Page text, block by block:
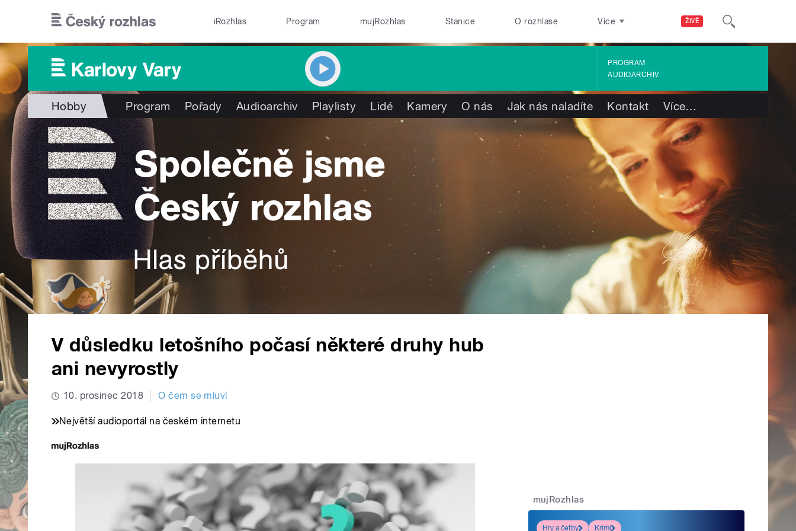
ŽIVĚ
iRozhlas Program mujRozhlas Stanice O rozhlase Více
PROGRAM
AUDIOARCHIV
Hobby Program Pořady Audioarchiv Playlisty Lidé Kamery O nás Jak nás naladíte Kontakt Více…
V důsledku letošního počasí některé druhy hub
ani nevyrostly
10. prosinec 2018 O čem se mluví
Největší audioportál na českém internetu
mujRozhlas
Hry a četby Krimi